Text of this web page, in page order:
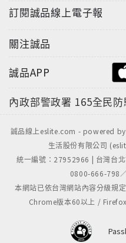
訂閱誠品線上電子報
關注誠品
誠品APP
內政部警政署 165全民
誠品線上eslite.com - powered
生活股份有限公司
統一編號：27952966 | 台灣台
0800-666-798
本網站已依台灣網站內容分級規
Chrome版本60以上 /